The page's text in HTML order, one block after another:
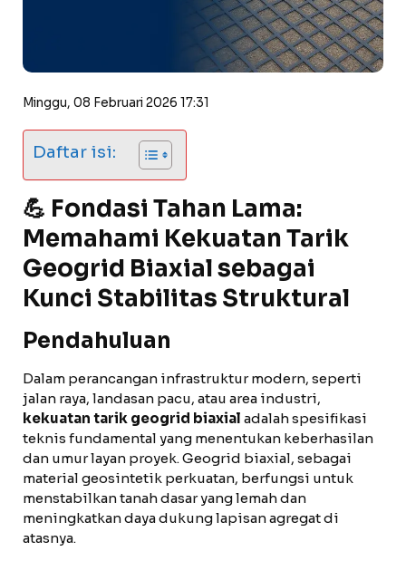
Minggu, 08 Februari 2026 17:31
Daftar isi:
💪 Fondasi Tahan Lama:
Memahami Kekuatan Tarik
Geogrid Biaxial sebagai
Kunci Stabilitas Struktural
Pendahuluan
Dalam perancangan infrastruktur modern, seperti
jalan raya, landasan pacu, atau area industri,
kekuatan tarik geogrid biaxial adalah spesifikasi
teknis fundamental yang menentukan keberhasilan
dan umur layan proyek. Geogrid biaxial, sebagai
material geosintetik perkuatan, berfungsi untuk
menstabilkan tanah dasar yang lemah dan
meningkatkan daya dukung lapisan agregat di
atasnya.